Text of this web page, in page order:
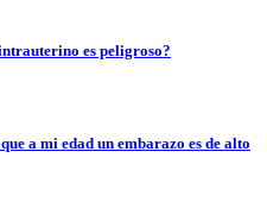
es peligroso?
a mi edad un embarazo es de alto